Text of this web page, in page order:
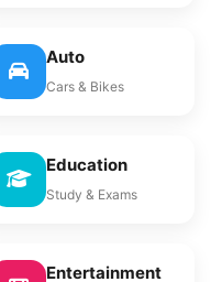
Auto
Cars & Bikes
Education
Study & Exams
Entertainment